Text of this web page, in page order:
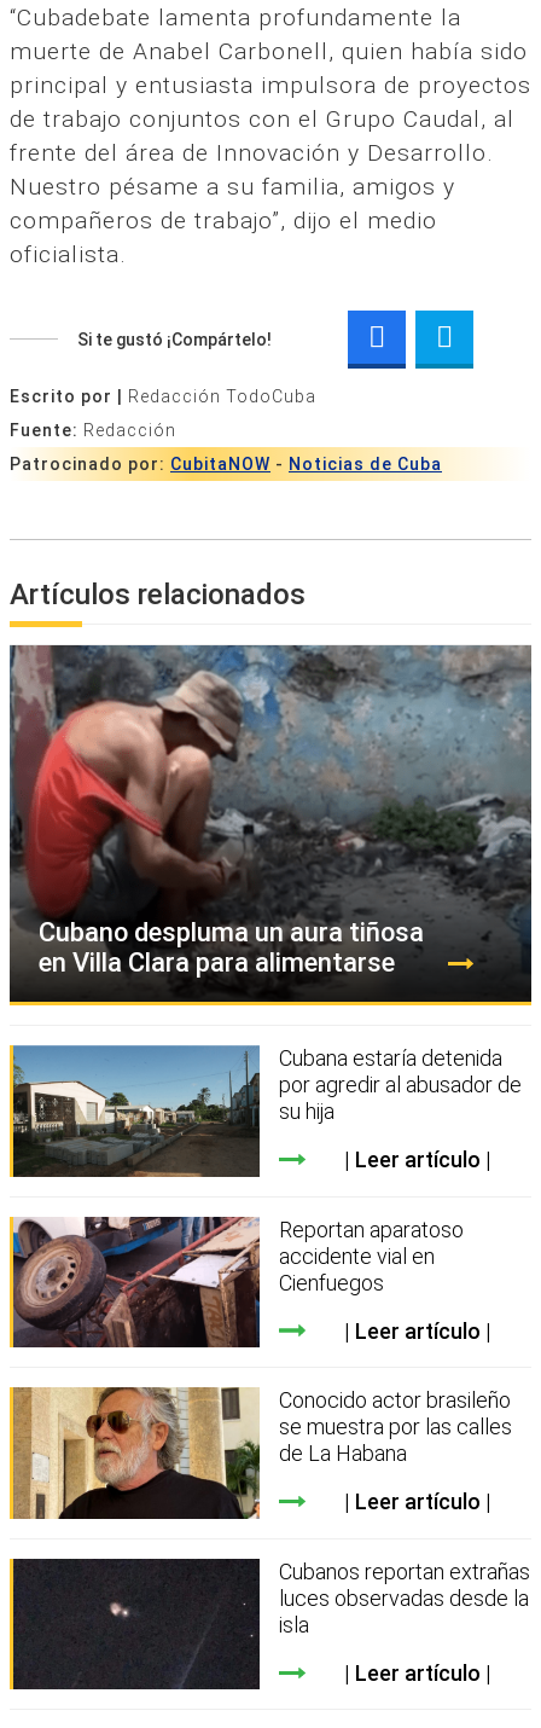
“Cubadebate lamenta profundamente la
muerte de Anabel Carbonell, quien había sido
principal y entusiasta impulsora de proyectos
de trabajo conjuntos con el Grupo Caudal, al
frente del área de Innovación y Desarrollo.
Nuestro pésame a su familia, amigos y
compañeros de trabajo”, dijo el medio
oficialista.
Si te gustó ¡Compártelo!
Escrito por |
Redacción TodoCuba
Fuente: Redacción
Patrocinado por: CubitaNOW - Noticias de Cuba
Artículos relacionados
Cubano despluma un aura tiñosa
en Villa Clara para alimentarse
Cubana estaría detenida
por agredir al abusador de
su hija
Leer artículo
Reportan aparatoso
accidente vial en
Cienfuegos
Leer artículo
Conocido actor brasileño
se muestra por las calles
de La Habana
Leer artículo
Cubanos reportan extrañas
luces observadas desde la
isla
Leer artículo